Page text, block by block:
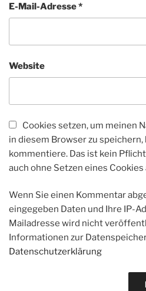
E-Mail-Adresse*
Website
Cookies setzen, um meinen
in diesem Browser zu
kommentiere. Das ist kein
auch ohne Setzen eines
Wenn Sie einen Kommentar
eingegeben Daten und Ihre IP-
Mailadresse wird nicht
Informationen zur
Datenschutzerklärung